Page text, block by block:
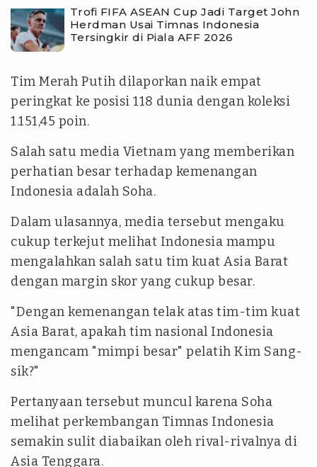
Trofi FIFA ASEAN Cup Jadi Target John
Herdman Usai Timnas Indonesia
Tersingkir di Piala AFF 2026
Tim Merah Putih dilaporkan naik empat
peringkat ke posisi 118 dunia dengan koleksi
1.151,45 poin.
Salah satu media Vietnam yang memberikan
perhatian besar terhadap kemenangan
Indonesia adalah Soha.
Dalam ulasannya, media tersebut mengaku
cukup terkejut melihat Indonesia mampu
mengalahkan salah satu tim kuat Asia Barat
dengan margin skor yang cukup besar.
"Dengan kemenangan telak atas tim-tim kuat
Asia Barat, apakah tim nasional Indonesia
mengancam "mimpi besar" pelatih Kim Sang-
sik?"
Pertanyaan tersebut muncul karena Soha
melihat perkembangan Timnas Indonesia
semakin sulit diabaikan oleh rival-rivalnya di
Asia Tenggara.